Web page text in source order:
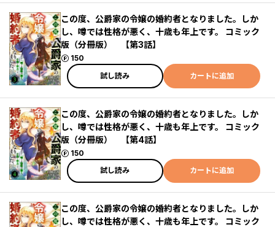
この度、公爵家の令嬢の婚約者となりました。しか
し、噂では性格が悪く、十歳も年上です。 コミック
版（分冊版） 【第3話】
150
ポイント
試し読み
カートに追加
この度、公爵家の令嬢の婚約者となりました。しか
し、噂では性格が悪く、十歳も年上です。 コミック
版（分冊版） 【第4話】
150
ポイント
試し読み
カートに追加
この度、公爵家の令嬢の婚約者となりました。しか
し、噂では性格が悪く、十歳も年上です。 コミック